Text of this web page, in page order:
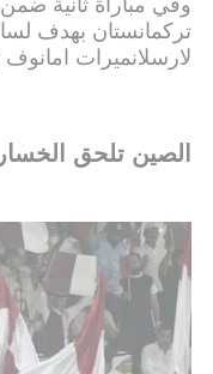
وفي مباراة ثانية
لارسلانميرات امانوف (48) وسردارالي عطاييف
الصين تلحق